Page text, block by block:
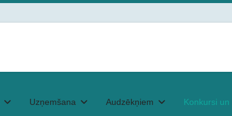
Uzņemšana Audzēkņiem Konkursi un